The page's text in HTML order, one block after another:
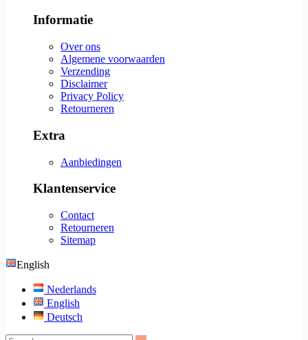
Informatie
Over ons
Algemene voorwaarden
Verzending
Disclaimer
Privacy Policy
Retourneren
Extra
Aanbiedingen
Klantenservice
Contact
Retourneren
Sitemap
English
Nederlands
English
Deutsch